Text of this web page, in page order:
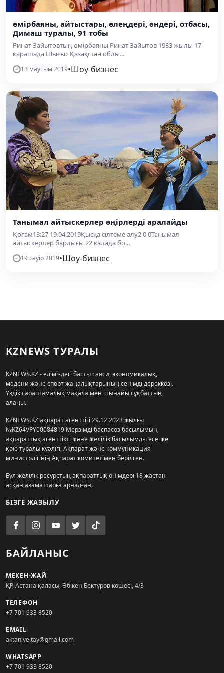
өмірбаяны, айтыстары, өлеңдері, әндері, отбасы,
Димаш туралы, 91 тобы
Ринат Зайытовтың өмірбаяны Ринат Зайытов 1983 жылы 17
қарашада Шығыс Қазақстан облы...
13 маусым 2019•Шоу-бизнес
Танымал айтыскерлер өңірлерді аралайды
Қоғам13:27 19.04.2019Қысқа сілтеме алу2 0 0Танымал
айтыскерлер барлығы 22 қалада бо...
19 сәуір 2019•Шоу-бизнес
KZNEWS ТУРАЛЫ
KZNEWS.KZ - еліміздегі басты саяси, экономикалық,
мәдени және спорт жаңалықтарының сенімді дереккөзі.
Үздік сараптамалық мақала мен шынайы сұқбаттың
алаңы.
KZNEWS.KZ ақпарат агенттігі 29.12.2023 жылғы
№KZ64VPY00084819 Мерзімді баспасөз басылымын,
ақпараттық агенттікті және желілік басылымды есепке
қою туралы куәлігі, Ақпарат және коммуникация
министрлігінің Ақпарат комитетімен берілген.
Бұл желілік ресурстың ақпараттық өнімдері 18 жастан
асқан азаматтарға арналған.
БІЗГЕ ЖАЗЫЛУ
БАЙЛАНЫС
МЕКЕН-ЖАЙ
ҚР, Астана қаласы, Әбікен Бектұров көшесі, 4/3
ТЕЛЕФОН
+7 701 933 8520
EMAIL
aktan.yeltay@gmail.com
WHATSAPP
+7 701 933 8520